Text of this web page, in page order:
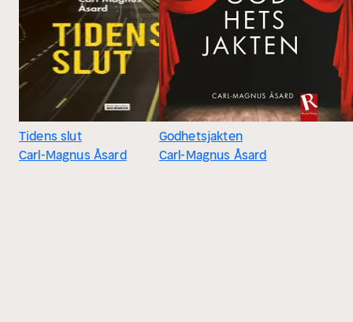
Tidens slut
Carl-Magnus Åsard
Godhetsjakten
Carl-Magnus Åsard